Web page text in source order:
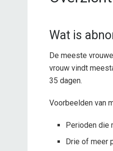
Wat is
De meeste
vrouw vindt
35 dagen.
Voorbeelden van
Perioden die
Drie of meer